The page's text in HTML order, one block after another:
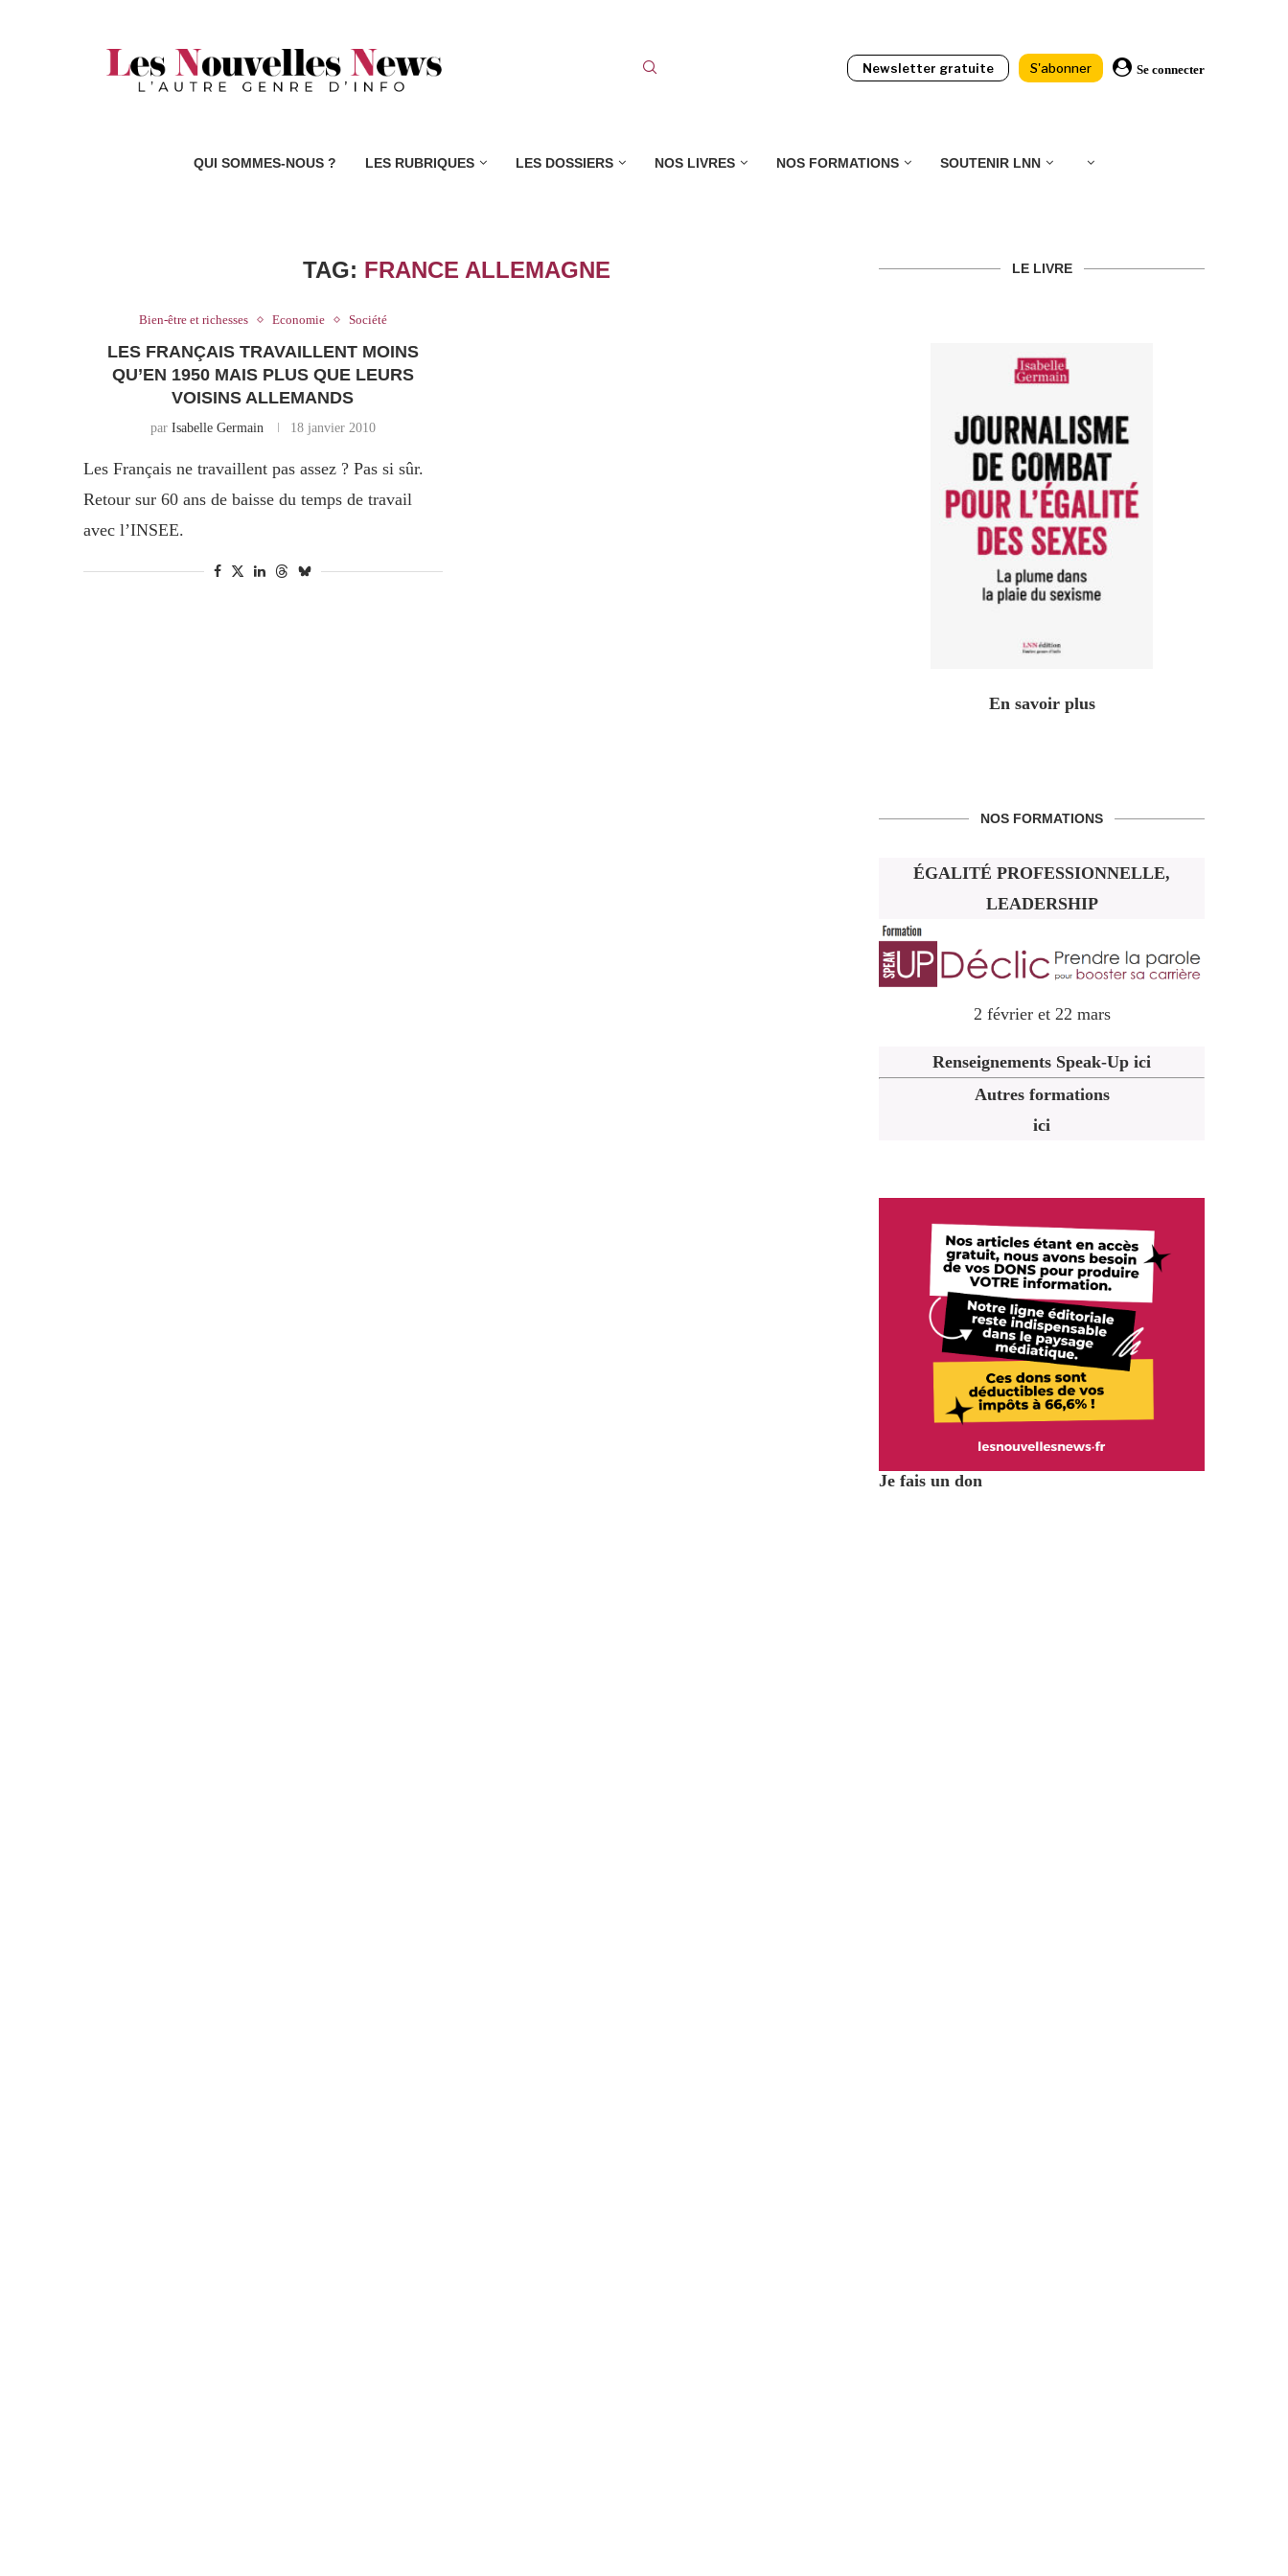
Newsletter gratuite S'abonner Se connecter
QUI SOMMES-NOUS ? LES RUBRIQUES LES DOSSIERS NOS LIVRES NOS FORMATIONS SOUTENIR LNN
TAG: FRANCE ALLEMAGNE
Bien-être et richesses Economie Société
LES FRANÇAIS TRAVAILLENT MOINS
QU’EN 1950 MAIS PLUS QUE LEURS
VOISINS ALLEMANDS
par Isabelle Germain 18 janvier 2010
Les Français ne travaillent pas assez ? Pas si sûr.
Retour sur 60 ans de baisse du temps de travail
avec l’INSEE.
LE LIVRE
En savoir plus
NOS FORMATIONS
ÉGALITÉ PROFESSIONNELLE,
LEADERSHIP
2 février et 22 mars
Renseignements Speak-Up ici
Autres formations
ici
Je fais un don